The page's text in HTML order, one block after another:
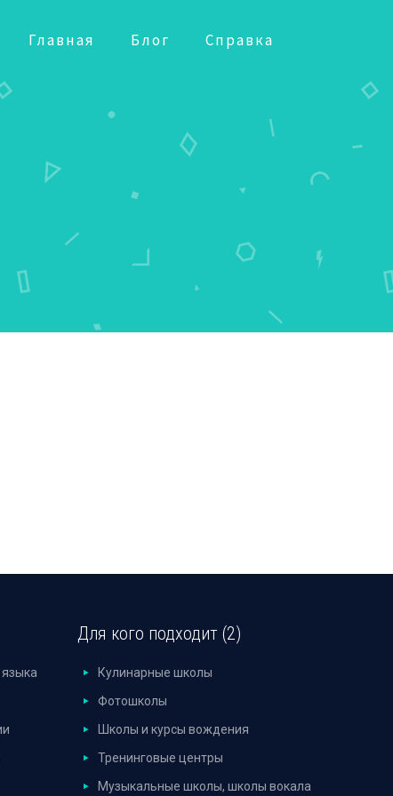
Главная Блог Справка
Для кого подходит (2)
Кулинарные школы
Фотошколы
Школы и курсы вождения
Тренинговые центры
Музыкальные школы, школы вокала